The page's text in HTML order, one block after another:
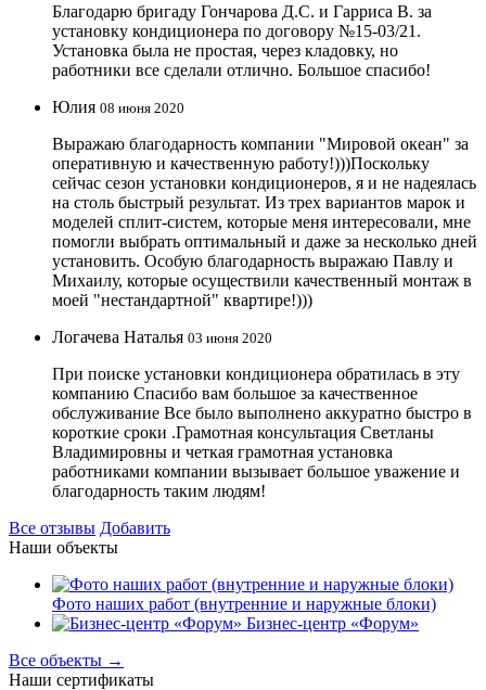
Благодарю бригаду Гончарова Д.С. и Гарриса В. за
установку кондиционера по договору №15-03/21.
Установка была не простая, через кладовку, но
работники все сделали отлично. Большое спасибо!
Юлия 08 июня 2020
Выражаю благодарность компании "Мировой океан" за
оперативную и качественную работу!)))Поскольку
сейчас сезон установки кондиционеров, я и не надеялась
на столь быстрый результат. Из трех вариантов марок и
моделей сплит-систем, которые меня интересовали, мне
помогли выбрать оптимальный и даже за несколько дней
установить. Особую благодарность выражаю Павлу и
Михаилу, которые осуществили качественный монтаж в
моей "нестандартной" квартире!)))
Логачева Наталья 03 июня 2020
При поиске установки кондиционера обратилась в эту
компанию Спасибо вам большое за качественное
обслуживание Все было выполнено аккуратно быстро в
короткие сроки .Грамотная консультация Светланы
Владимировны и четкая грамотная установка
работниками компании вызывает большое уважение и
благодарность таким людям!
Все отзывы Добавить
Наши объекты
Фото наших работ (внутренние и наружные блоки)
Бизнес-центр «Форум»
Все объекты →
Наши сертификаты